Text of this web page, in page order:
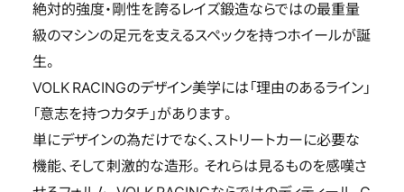
絶対的強度・剛性を誇るレイズ鍛造ならではの最重量
級のマシンの足元を支えるスペックを持つホイールが誕
生。
VOLK RACINGのデザイン美学には「理由のあるライン」
「意志を持つカタチ」があります。
単にデザインの為だけでなく、ストリートカーに必要な
機能、そして刺激的な造形。それらは見るものを感嘆さ